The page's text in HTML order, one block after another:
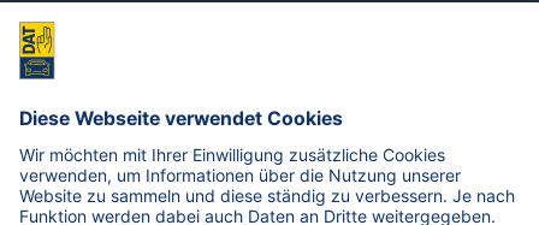
Was ist der VW Golf noch wert?
E-Mobilität in Deutschland
Karriere
Übersicht
Stellenangebote